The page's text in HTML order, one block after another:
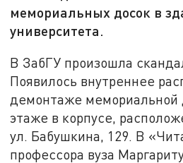
мемориальных досок в
университета.
В ЗабГУ произошла
Появилось внутреннее
демонтаже мемориальной
этаже в корпусе,
ул. Бабушкина, 129. В
профессора вуза